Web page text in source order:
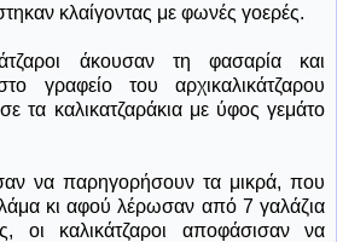
κλαίγοντας με φωνές γοερές.
άκουσαν τη φασαρία και
γραφείο του αρχικαλικάτζαρου
τα καλικατζαράκια με ύφος γεμάτο
να παρηγορήσουν τα μικρά, που
κι αφού λέρωσαν από 7 γαλάζια
οι καλικάτζαροι αποφάσισαν να